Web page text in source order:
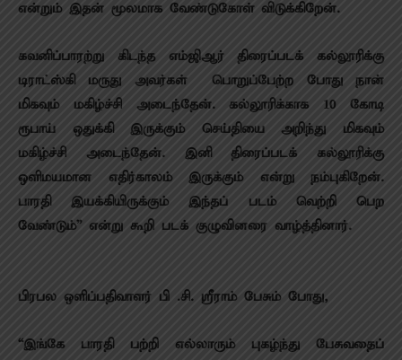
என்றும் இதன் மூலமாக வேண்டுகோள் விடுக்கிறேன்.
கவனிப்பாரற்று கிடந்த எம்ஜிஆர் திரைப்படக் கல்லூரிக்கு
டிராட்ஸ்கி மருது அவர்கள் பொறுப்பேற்ற போது நான்
மிகவும் மகிழ்ச்சி அடைந்தேன். கல்லூரிக்காக 10 கோடி
ரூபாய் ஒதுக்கி இருக்கும் செய்தியை அறிந்து மிகவும்
மகிழ்ச்சி அடைந்தேன். இனி திரைப்படக் கல்லூரிக்கு
ஒளிமயமான எதிர்காலம் இருக்கும் என்று நம்புகிறேன்.
பாரதி இயக்கியிருக்கும் இந்தப் படம் வெற்றி பெற
வேண்டும்” என்று கூறி படக் குழுவினரை வாழ்த்தினார்.
பிரபல ஒளிப்பதிவாளர் பி .சி. ஸ்ரீராம் பேசும் போது,
“இங்கே பாரதி பற்றி எல்லாரும் புகழ்ந்து பேசுவதைப்